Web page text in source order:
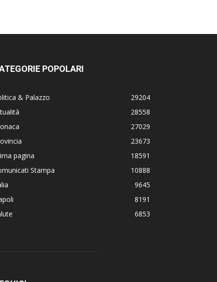
POPOLARI
& Palazzo
29204
28558
27029
23673
pagina
18591
Stampa
10888
9645
8191
6853